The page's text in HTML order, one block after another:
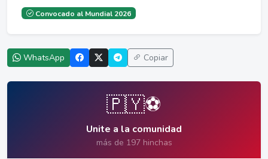
Convocado al Mundial 2026
WhatsApp Copiar
🇵🇾⚽
Unite a la comunidad
más de 197 hinchas